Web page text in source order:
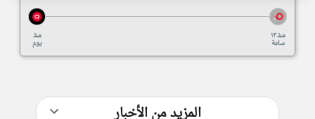
منذ
يوم
منذ ١٣
ساعة
المزيد من الأخبار